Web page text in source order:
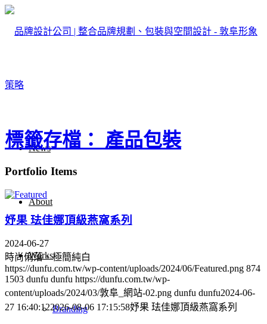
News
About
Works
Branding
標籤存檔： 產品包裝
Portfolio Items
妤果 珐佳娜頂級燕窩系列
2024-06-27
時尚俐落，極簡純白
https://dunfu.com.tw/wp-content/uploads/2024/06/Featured.png 874
1503 dunfu dunfu https://dunfu.com.tw/wp-
content/uploads/2024/03/敦阜_網站-02.png dunfu dunfu2024-06-
27 16:40:122026-08-06 17:15:58妤果 珐佳娜頂級燕窩系列